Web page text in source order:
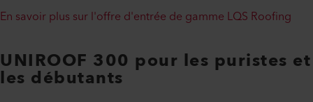
En savoir plus sur l'offre d'entrée de gamme LQS Roofing
UNIROOF 300 pour les puristes et
les débutants